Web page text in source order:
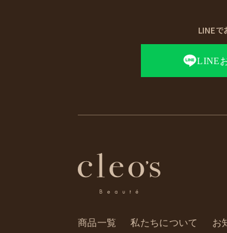
LINEで
LINE
商品一覧 私たちについて お